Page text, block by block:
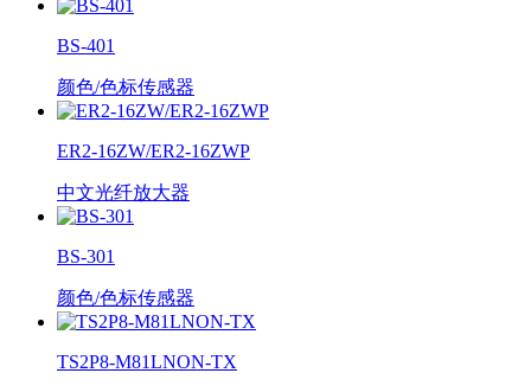
BS-401
颜色/色标传感器
ER2-16ZW/ER2-16ZWP
中文光纤放大器
BS-301
颜色/色标传感器
TS2P8-M81LNON-TX